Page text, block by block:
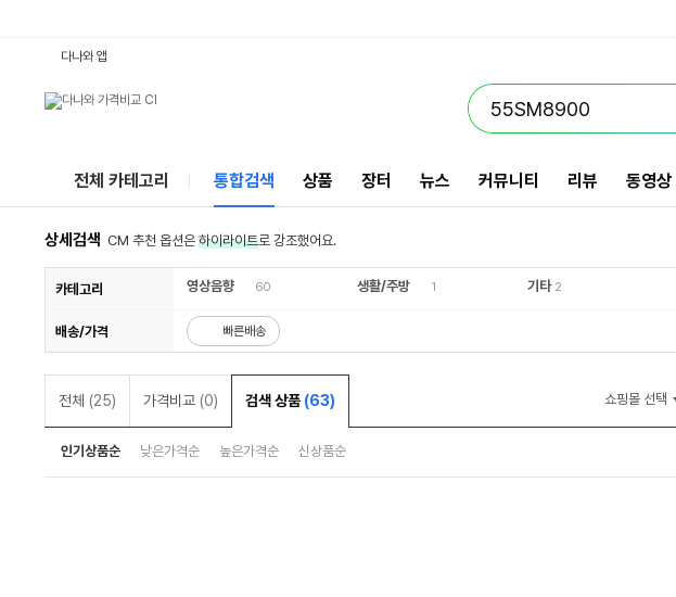
다나와 앱
전체 카테고리 통합검색 상품 장터 뉴스 커뮤니티 리뷰 동영상
상세검색 CM 추천 옵션은 하이라이트로 강조했어요.
카테고리 영상음향 60 생활/주방 1 기타 2
배송/가격 빠른배송
전체 (25) 가격비교 (0) 검색 상품 (63) 쇼핑몰 선택
인기상품순 낮은가격순 높은가격순 신상품순